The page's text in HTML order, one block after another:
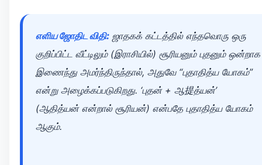
எளிய ஜோதிட விதி: ஜாதகக் கட்டத்தில் எந்தவொரு ஒரு
குறிப்பிட்ட வீட்டிலும் (இராசியில்) சூரியனும் புதனும் ஒன்றாக
இணைந்து அமர்ந்திருந்தால், அதுவே “புதாதித்ய யோகம்”
என்று அழைக்கப்படுகிறது. ‘புதன் + ஆ提த்யன்’
(ஆதித்யன் என்றால் சூரியன்) என்பதே புதாதித்ய யோகம்
ஆகும்.